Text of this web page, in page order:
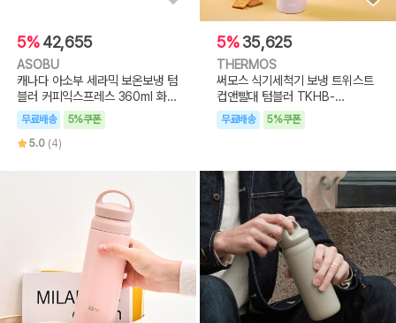
5% 42,655
ASOBU
캐나다 아소부 세라믹 보온보냉 텀
블러 커피익스프레스 360ml 화이
트
무료배송
5%쿠폰
5.0 (4)
5% 35,625
THERMOS
써모스 식기세척기 보냉 트위스트
컵앤빨대 텀블러 TKHB-
480K(480ml)
무료배송 5%쿠폰